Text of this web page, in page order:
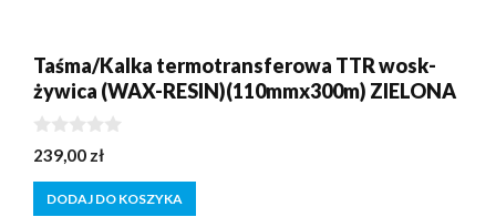
Taśma/Kalka termotransferowa TTR wosk-
żywica (WAX-RESIN)(110mmx300m) ZIELONA
0
z
5
239,00 zł
DODAJ DO KOSZYKA